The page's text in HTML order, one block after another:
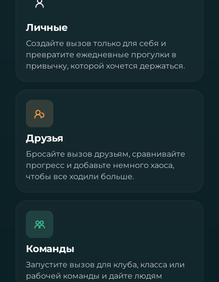
Личные
Создайте вызов только для себя и
превратите ежедневные прогулки в
привычку, которой хочется держаться.
Друзья
Бросайте вызов друзьям, сравнивайте
прогресс и добавьте немного хаоса,
чтобы все ходили больше.
Команды
Запустите вызов для клуба, класса или
рабочей команды и дайте людям